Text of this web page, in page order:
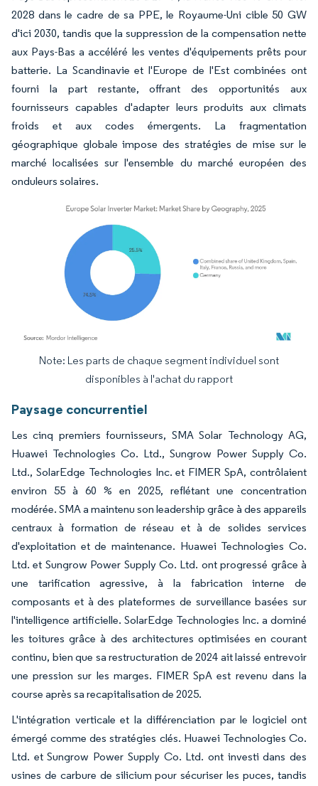
2028 dans le cadre de sa PPE, le Royaume-Uni cible 50 GW
d'ici 2030, tandis que la suppression de la compensation nette
aux Pays-Bas a accéléré les ventes d'équipements prêts pour
batterie. La Scandinavie et l'Europe de l'Est combinées ont
fourni la part restante, offrant des opportunités aux
fournisseurs capables d'adapter leurs produits aux climats
froids et aux codes émergents. La fragmentation
géographique globale impose des stratégies de mise sur le
marché localisées sur l'ensemble du marché européen des
onduleurs solaires.
Image © Mordor Intelligence. La réutilisation nécessite une attribution sous CC BY
Note: Les parts de chaque segment individuel sont
disponibles à l'achat du rapport
Paysage concurrentiel
Les cinq premiers fournisseurs, SMA Solar Technology AG,
Huawei Technologies Co. Ltd., Sungrow Power Supply Co.
Ltd., SolarEdge Technologies Inc. et FIMER SpA, contrôlaient
environ 55 à 60 % en 2025, reflétant une concentration
modérée. SMA a maintenu son leadership grâce à des appareils
centraux à formation de réseau et à de solides services
d'exploitation et de maintenance. Huawei Technologies Co.
Ltd. et Sungrow Power Supply Co. Ltd. ont progressé grâce à
une tarification agressive, à la fabrication interne de
composants et à des plateformes de surveillance basées sur
l'intelligence artificielle. SolarEdge Technologies Inc. a dominé
les toitures grâce à des architectures optimisées en courant
continu, bien que sa restructuration de 2024 ait laissé entrevoir
une pression sur les marges. FIMER SpA est revenu dans la
course après sa recapitalisation de 2025.
L'intégration verticale et la différenciation par le logiciel ont
émergé comme des stratégies clés. Huawei Technologies Co.
Ltd. et Sungrow Power Supply Co. Ltd. ont investi dans des
usines de carbure de silicium pour sécuriser les puces, tandis